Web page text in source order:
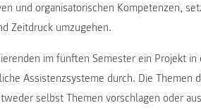
und organisatorischen Kompetenzen,
Zeitdruck umzugehen.
im fünften Semester ein Projekt in
Assistenzsysteme durch. Die Themen
selbst Themen vorschlagen oder